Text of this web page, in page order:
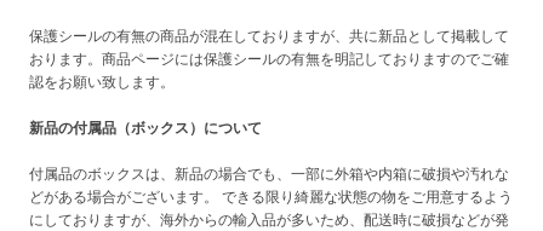
保護シールの有無の商品が混在しておりますが、共に新品として掲載して
おります。商品ページには保護シールの有無を明記しておりますのでご確
認をお願い致します。
新品の付属品（ボックス）について
付属品のボックスは、新品の場合でも、一部に外箱や内箱に破損や汚れな
どがある場合がございます。 できる限り綺麗な状態の物をご用意するよう
にしておりますが、海外からの輸入品が多いため、配送時に破損などが発